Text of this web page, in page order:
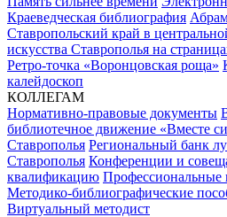
Краеведческая библиография
Ставропольский край в
искусства Ставрополья на
Ретро-точка «Воронцовская роща»
калейдоскоп
КОЛЛЕГАМ
Нормативно-правовые документы
библиотечное движение «Вместе
Ставрополья Региональный банк
Ставрополья Конференции и
квалификацию Профессиональные
Методико-библиографические
Виртуальный методист